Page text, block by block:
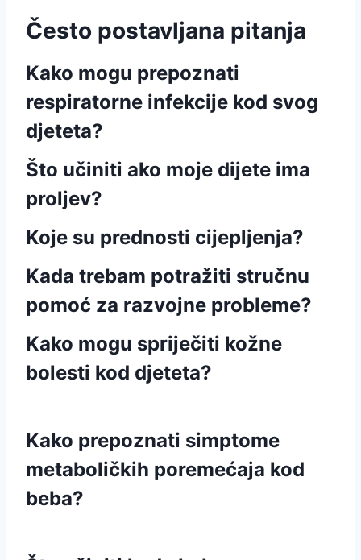
Često postavljana pitanja
Kako mogu prepoznati
respiratorne infekcije kod svog
djeteta?
Što učiniti ako moje dijete ima
proljev?
Koje su prednosti cijepljenja?
Kada trebam potražiti stručnu
pomoć za razvojne probleme?
Kako mogu spriječiti kožne
bolesti kod djeteta?
Kako prepoznati simptome
metaboličkih poremećaja kod
beba?